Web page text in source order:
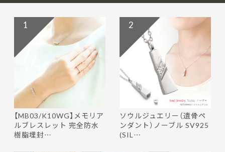
【MB03/K10WG】メモリア
ルブレスレット 完全防水
樹脂埋封…
1
ソウルジュエリー（遺骨ペ
ンダント）ノーブル SV925
(SIL…
2